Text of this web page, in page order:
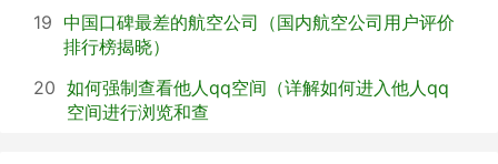
19 中国口碑最差的航空公司（国内航空公司用户评价
排行榜揭晓）
20 如何强制查看他人qq空间（详解如何进入他人qq
空间进行浏览和查